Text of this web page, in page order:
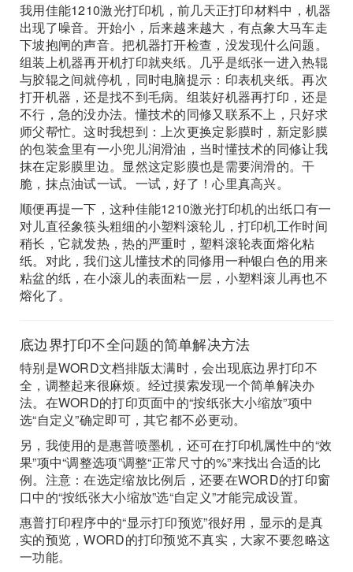
我用佳能1210激光打印机，前几天正打印材料中，机器
出现了噪音。开始小，后来越来越大，有点象大马车走
下坡抱闸的声音。把机器打开检查，没发现什么问题。
组装上机器再开机打印就夹纸。几乎是纸张一进入热辊
与胶辊之间就停机，同时电脑提示：印表机夹纸。再次
打开机器，还是找不到毛病。组装好机器再打印，还是
不行，急的没办法。懂技术的同修又联系不上，只好求
师父帮忙。这时我想到：上次更换定影膜时，新定影膜
的包装盒里有一小兜儿润滑油，当时懂技术的同修让我
抹在定影膜里边。显然这定影膜也是需要润滑的。干
脆，抹点油试一试。一试，好了！心里真高兴。
顺便再提一下，这种佳能1210激光打印机的出纸口有一
对儿直径象筷头粗细的小塑料滚轮儿，打印机工作时间
稍长，它就发热，热的严重时，塑料滚轮表面熔化粘
纸。对此，我们这儿懂技术的同修用一种银白色的用来
粘盆的纸，在小滚儿的表面粘一层，小塑料滚儿再也不
熔化了。
底边界打印不全问题的简单解决方法
特别是WORD文档排版太满时，会出现底边界打印不
全，调整起来很麻烦。经过摸索发现一个简单解决办
法。在WORD的打印页面中的“按纸张大小缩放”项中
选“自定义”确定即可，其它都不必更动。
另，我使用的是惠普喷墨机，还可在打印机属性中的“效
果”项中“调整选项”调整“正常尺寸的%”来找出合适的比
例。注意：在选定缩放比例后，还要在WORD的打印窗
口中的“按纸张大小缩放”选“自定义”才能完成设置。
惠普打印程序中的“显示打印预览”很好用，显示的是真
实的预览，WORD的打印预览不真实，大家不要忽略这
一功能。